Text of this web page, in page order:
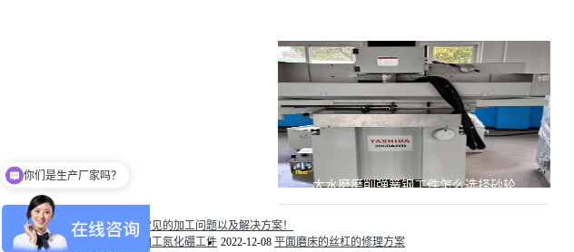
大水磨磨削弹簧钢工件怎么选择砂轮
2023-05-18 平面磨床常见的加工问题以及解决方案！
2022-12-08 平面磨床的丝杠的修理方案
2026-06-22
平面磨床加工氮化硼工件
你们是生产厂家吗？